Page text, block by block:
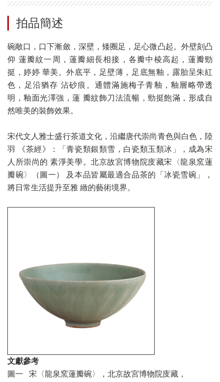
拍品簡述
碗敞口，口下漸斂，深壁，矮圈足，足心微凸起。外壁刻凸
仰 蓮瓣紋一周，蓮瓣細長相接，各瓣中棱高起，蓮瓣勁
挺，婷婷 華美。外底平，足壁薄，足底無釉，露胎呈朱紅
色，足沿猶存 沾砂痕。通體滿施梅子青釉，釉層略帶透
明，釉面光澤強，蓮 瓣紋飾刀法流暢，勁挺飽滿，形成自
然唯美的裝飾效果。
宋代文人雅士盛行茶道文化，沿繼唐代崇尚青色與白色，陸
羽 《茶經》：「青瓷類銀類雪，白瓷類玉類冰」，成為宋
人所崇尚的 素淨美學。北京故宮博物院庋藏宋〈龍泉窯蓮
瓣碗〉（圖一） 及本品皆屬最適合品茶的「冰瓷雪碗」，
將日常生活提升至雅 緻的藝術境界。
文獻參考
圖一 宋〈龍泉窯蓮瓣碗〉，北京故宮博物院庋藏，